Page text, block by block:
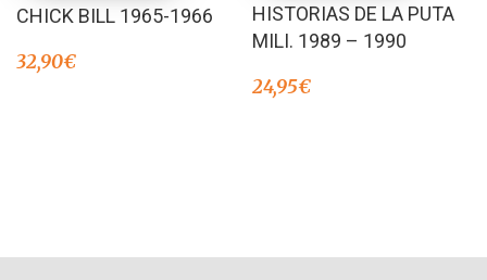
CHICK BILL 1965-1966
32,90€
HISTORIAS DE LA PUTA
MILI. 1989 – 1990
24,95€